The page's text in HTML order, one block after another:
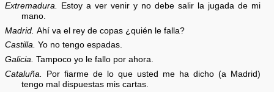
Extremadura.
Estoy a ver venir y no debe salir la jugada de mi
mano.
Madrid. Ahí va el rey de copas ¿quién le falla?
Castilla. Yo no tengo espadas.
Galicia. Tampoco yo le fallo por ahora.
Cataluña.
Por fiarme de lo que usted me ha dicho (a Madrid)
tengo mal dispuestas mis cartas.